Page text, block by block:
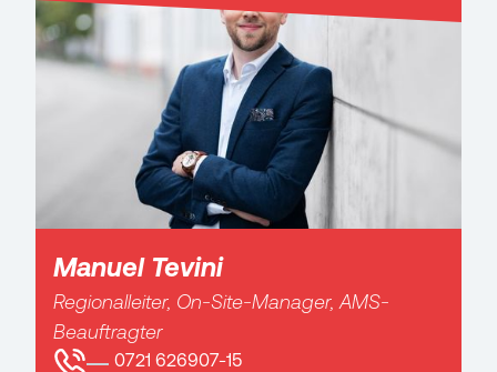
Manuel Tevini
Regionalleiter, On-Site-Manager, AMS-
Beauftragter
0721 626907-15